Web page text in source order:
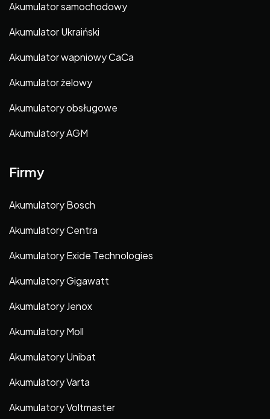
Akumulator samochodowy
Akumulator Ukraiński
Akumulator wapniowy CaCa
Akumulator żelowy
Akumulatory obsługowe
Akumulatory AGM
Firmy
Akumulatory Bosch
Akumulatory Centra
Akumulatory Exide Technologies
Akumulatory Gigawatt
Akumulatory Jenox
Akumulatory Moll
Akumulatory Unibat
Akumulatory Varta
Akumulatory Voltmaster